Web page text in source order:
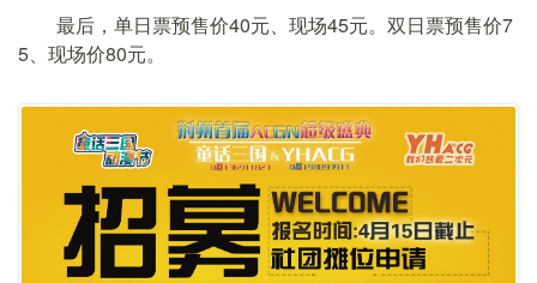
最后，单日票预售价40元、现场45元。双日票预售价7
5、现场价80元。